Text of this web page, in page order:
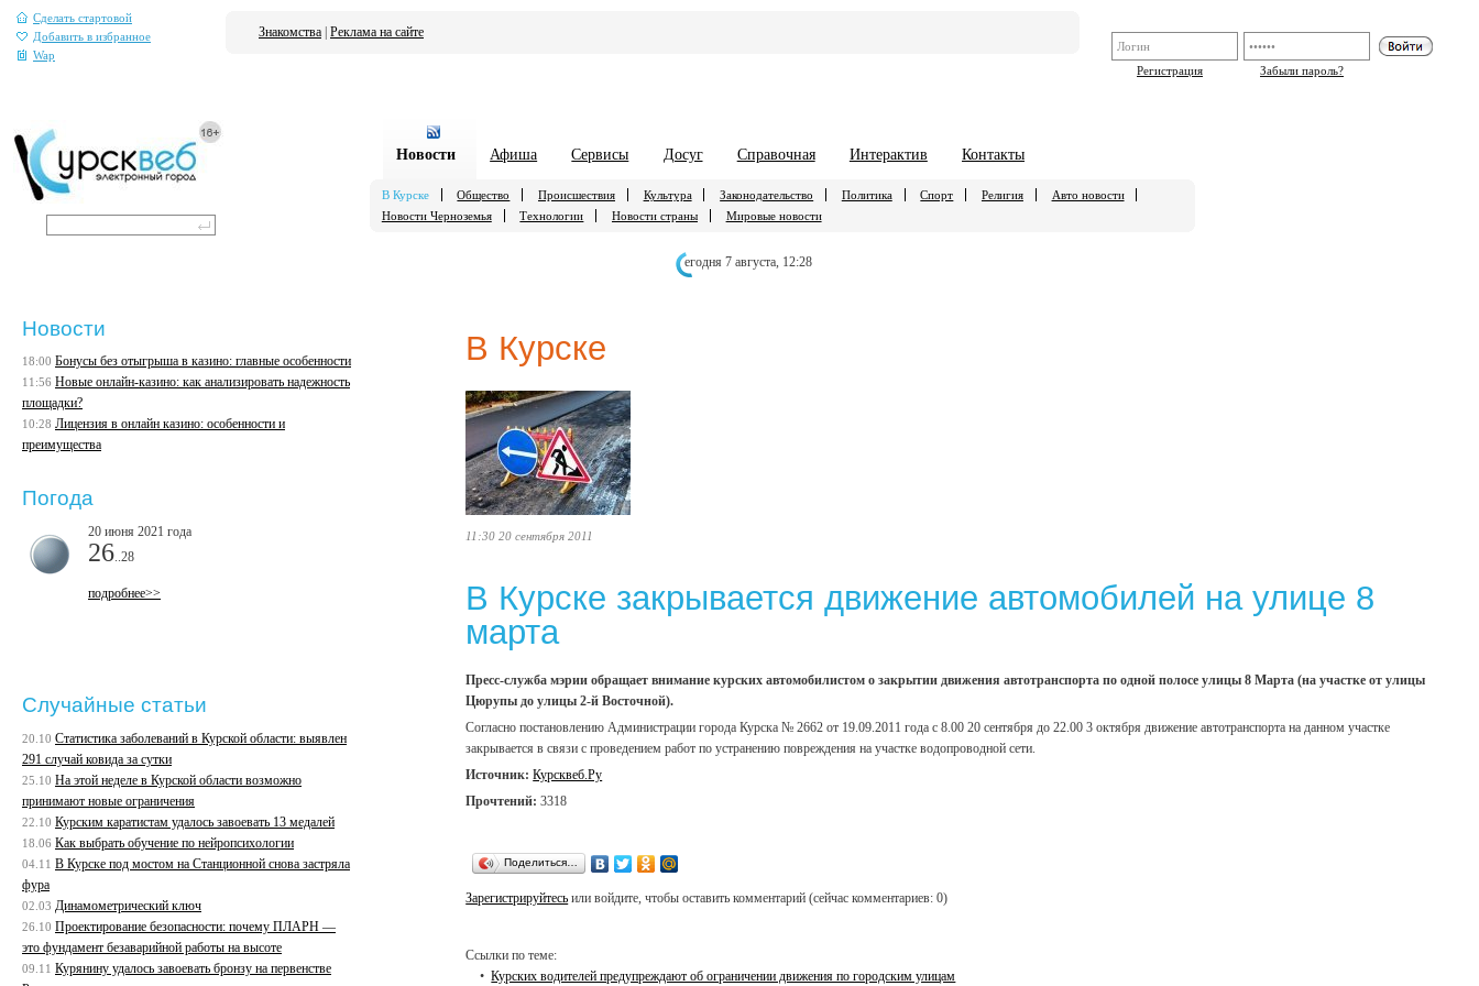
Сделать стартовой
Добавить в избранное
Wap
Регистрация
Забыли пароль?
Знакомства Реклама на сайте
Новости Афиша Сервисы Досуг Справочная Интерактив Контакты
В Курске Общество Происшествия Культура Законодательство Политика Спорт Религия
Авто новости
Новости Черноземья
Технологии Новости страны Мировые новости
егодня 7 августа, 12:28
В Курске
11:30 20 сентября 2011
В Курске закрывается движение автомобилей на улице 8
марта
Пресс-служба мэрии обращает внимание курских автомобилистом о закрытии движения автотранспорта по одной полосе улицы 8 Марта (на участке от улицы
Цюрупы до улицы 2-й Восточной).
Согласно постановлению Администрации города Курска № 2662 от 19.09.2011 года с 8.00 20 сентября до 22.00 3 октября движение автотранспорта на данном участке
закрывается в связи с проведением работ по устранению повреждения на участке водопроводной сети.
Источник: Курсквеб.Ру
Прочтений: 3318
Поделиться…
Зарегистрируйтесь или войдите, чтобы оставить комментарий (сейчас комментариев: 0)
Ссылки по теме:
Курских водителей предупреждают об ограничении движения по городским улицам
Новости
18:00 Бонусы без отыгрыша в казино: главные особенности
11:56 Новые онлайн-казино: как анализировать надежность
площадки?
10:28 Лицензия в онлайн казино: особенности и
преимущества
Погода
20 июня 2021 года
26 ..28
подробнее>>
Случайные статьи
20.10 Статистика заболеваний в Курской области: выявлен
291 случай ковида за сутки
25.10 На этой неделе в Курской области возможно
принимают новые ограничения
22.10 Курским каратистам удалось завоевать 13 медалей
18.06 Как выбрать обучение по нейропсихологии
04.11 В Курске под мостом на Станционной снова застряла
фура
02.03 Динамометрический ключ
26.10 Проектирование безопасности: почему ПЛАРН —
это фундамент безаварийной работы на высоте
09.11 Курянину удалось завоевать бронзу на первенстве